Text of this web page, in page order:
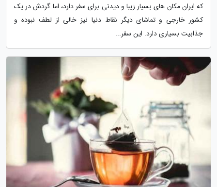
که ایران مکان های بسیار زیبا و دیدنی برای سفر دارد، اما گردش در یک
کشور خارجی و تماشای دیگر نقاط دنیا نیز خالی از لطف نبوده و
جذابیت بسیاری دارد. این سفر...